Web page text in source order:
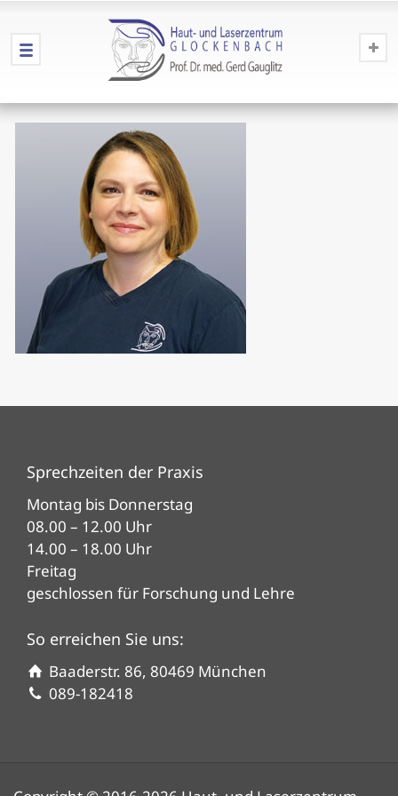
Sprechzeiten der Praxis
Montag bis Donnerstag
08.00 – 12.00 Uhr
14.00 – 18.00 Uhr
Freitag
geschlossen für Forschung und Lehre
So erreichen Sie uns:
Baaderstr. 86, 80469 München
089-182418